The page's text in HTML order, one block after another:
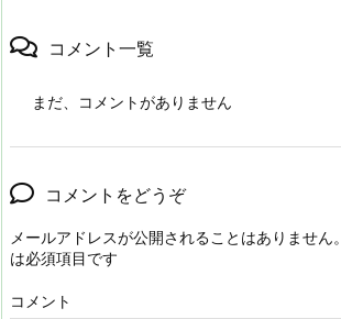
コメント一覧
まだ、コメントがありません
コメントをどうぞ
メールアドレスが公開されることはありません。
は必須項目です
コメント